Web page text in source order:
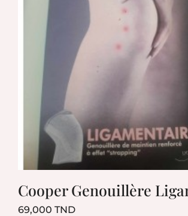
Cooper Genouillère
69,000 TNDPrix